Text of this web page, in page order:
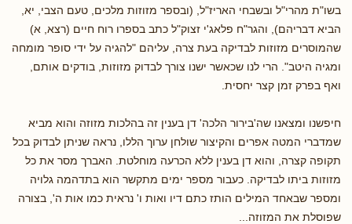
בשו"ת מהרי"ל ובשבחי האריז"ל, (ובספר מזוזות מלכים, טעם הצבי, יא,
הביא דבריהם), והגר"ח פלאג'י זצוק"ל כתב בספרו רוח חיים (רצא, א)
שהמוסרים מזוזות לבדיקה בעת צרה, עליהם "להגיה על ידי סופר מומחה
ומגיה היטב". הרי לנו שכאשר ישנו צורך לבדוק מזוזות, בודקים אותם,
ואף בפרק זמן קצר יחסית.
חיפשנו ומצאנו שה'בירור הלכה' דן בענין זה בהלכות מזוזה והוא מביא
שמדברי המטה אפרים והקיצור שולחן ערוך הללו, נראה שניתן לבדוק בכל
תקופה קצרה, והוא דן בענין ללא הכרעה מוחלטת. האברך מסר את כל
מזוזות ביתו לבדיקה. כעבור מספר ימים מתקשר הוא בתדהמה גלויה
ומספר שבאחד המילים הותז כתם דיו ואות ו' נראית כמו אות ה', בצורה
שפוסלת את המזוזה...